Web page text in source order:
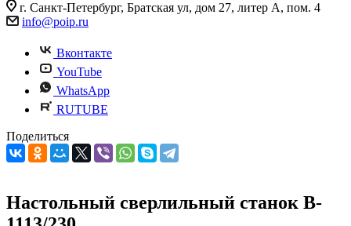
г. Санкт-Петербург, Братская ул, дом 27, литер А, пом. 4
info@poip.ru
Вконтакте
YouTube
WhatsApp
RUTUBE
Поделиться
Настольный сверлильный станок B-